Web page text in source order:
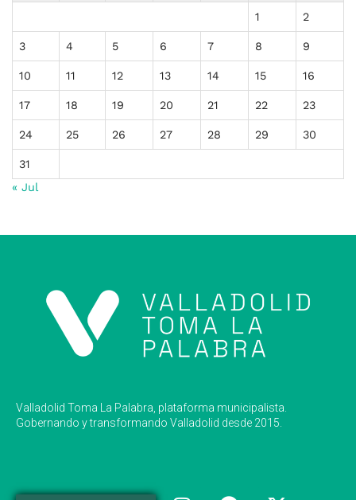
1 2
3 4 5 6 7 8 9
10 11 12 13 14 15 16
17 18 19 20 21 22 23
24 25 26 27 28 29 30
31
« Jul
Valladolid Toma La Palabra, plataforma municipalista.
Gobernando y transformando Valladolid desde 2015.